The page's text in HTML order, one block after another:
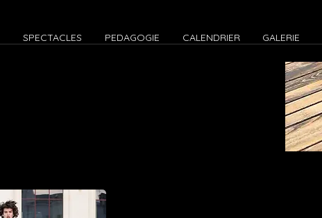
SPECTACLES PEDAGOGIE CALENDRIER GALERIE